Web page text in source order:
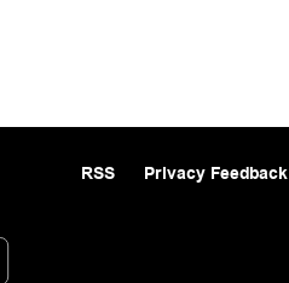
Privacy Feedback
RSS